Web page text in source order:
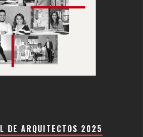
DE ARQUITECTOS 2025